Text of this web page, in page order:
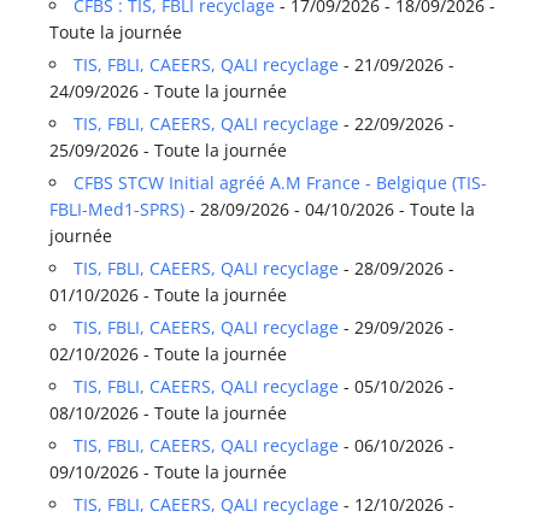
CFBS : TIS, FBLI recyclage- 17/09/2026 - 18/09/2026 -
Toute la journée
TIS, FBLI, CAEERS, QALI recyclage- 21/09/2026 -
24/09/2026 - Toute la journée
TIS, FBLI, CAEERS, QALI recyclage- 22/09/2026 -
25/09/2026 - Toute la journée
CFBS STCW Initial agréé A.M France - Belgique (TIS-
FBLI-Med1-SPRS) - 28/09/2026 - 04/10/2026 - Toute la
journée
TIS, FBLI, CAEERS, QALI recyclage- 28/09/2026 -
01/10/2026 - Toute la journée
TIS, FBLI, CAEERS, QALI recyclage- 29/09/2026 -
02/10/2026 - Toute la journée
TIS, FBLI, CAEERS, QALI recyclage- 05/10/2026 -
08/10/2026 - Toute la journée
TIS, FBLI, CAEERS, QALI recyclage- 06/10/2026 -
09/10/2026 - Toute la journée
TIS, FBLI, CAEERS, QALI recyclage- 12/10/2026 -